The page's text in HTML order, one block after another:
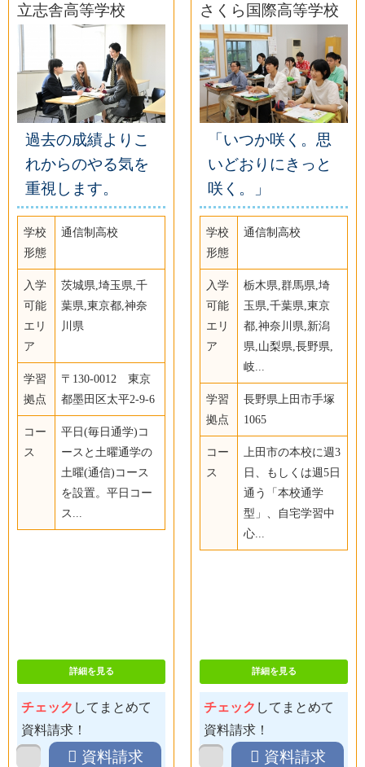
立志舎高等学校
過去の成績よりこ
れからのやる気を
重視します。
学校
形態
通信制高校
入学
可能
エリ
ア
茨城県,埼玉県,千
葉県,東京都,神奈
川県
学習
拠点
〒130-0012 東京
都墨田区太平2-9-6
コー
ス
平日(毎日通学)コ
ースと土曜通学の
土曜(通信)コース
を設置。平日コー
ス...
詳細を見る
チェック してまとめて
資料請求！
資料請求
さくら国際高等学校
「いつか咲く。思
いどおりにきっと
咲く。」
学校
形態
通信制高校
入学
可能
エリ
ア
栃木県,群馬県,埼
玉県,千葉県,東京
都,神奈川県,新潟
県,山梨県,長野県,
岐...
学習
拠点
長野県上田市手塚
1065
コー
ス
上田市の本校に週3
日、もしくは週5日
通う「本校通学
型」、自宅学習中
心...
詳細を見る
チェック してまとめて
資料請求！
資料請求